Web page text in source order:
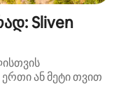
Sliven
ან მეტი თვით